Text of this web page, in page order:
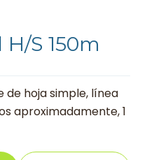
S 150m
hoja simple, línea
aproximadamente, 1